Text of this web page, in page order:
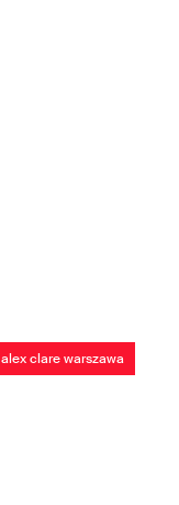
alex clare warszawa